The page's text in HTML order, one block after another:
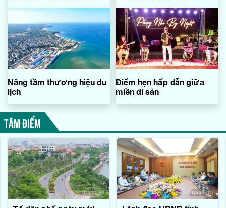
Nâng tầm thương hiệu du
lịch
Điểm hẹn hấp dẫn giữa
miền di sản
TÂM ĐIỂM